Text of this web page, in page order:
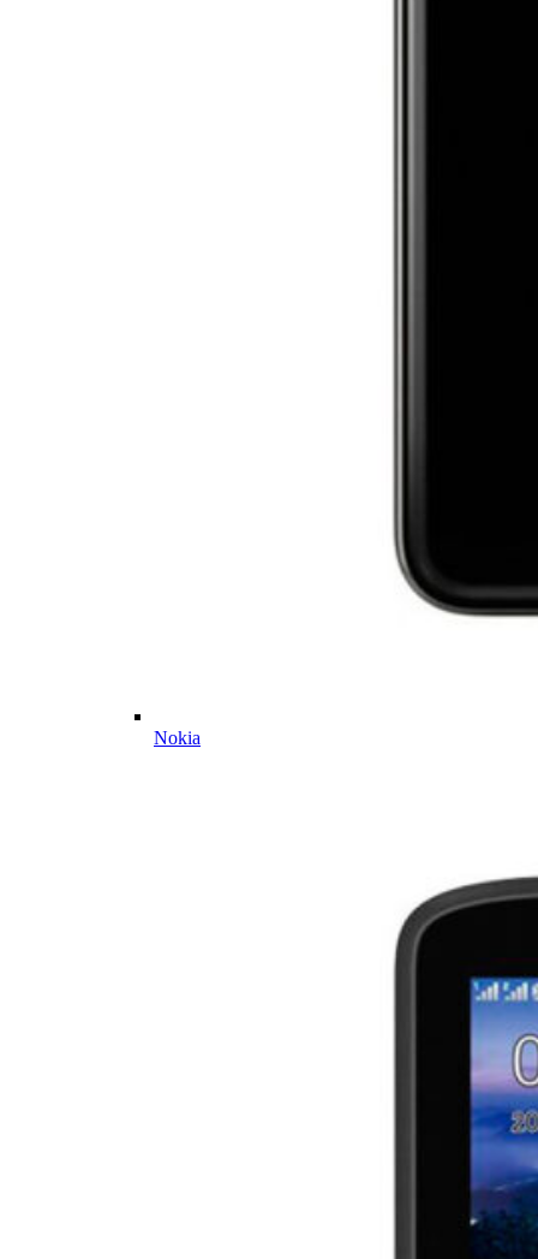
Nokia